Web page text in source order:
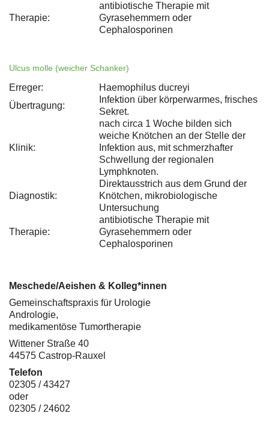
Therapie:
antibiotische Therapie mit
Gyrasehemmern oder
Cephalosporinen
Ulcus molle (weicher Schanker)
Erreger:
Haemophilus ducreyi
Übertragung:
Infektion über körperwarmes, frisches
Sekret.
Klinik:
nach circa 1 Woche bilden sich
weiche Knötchen an der Stelle der
Infektion aus, mit schmerzhafter
Schwellung der regionalen
Lymphknoten.
Diagnostik:
Direktausstrich aus dem Grund der
Knötchen, mikrobiologische
Untersuchung
Therapie:
antibiotische Therapie mit
Gyrasehemmern oder
Cephalosporinen
Meschede/Aeishen & Kolleg*innen
Gemeinschaftspraxis für Urologie
Andrologie,
medikamentöse Tumortherapie
Wittener Straße 40
44575 Castrop-Rauxel
Telefon
02305 / 43427
oder
02305 / 24602